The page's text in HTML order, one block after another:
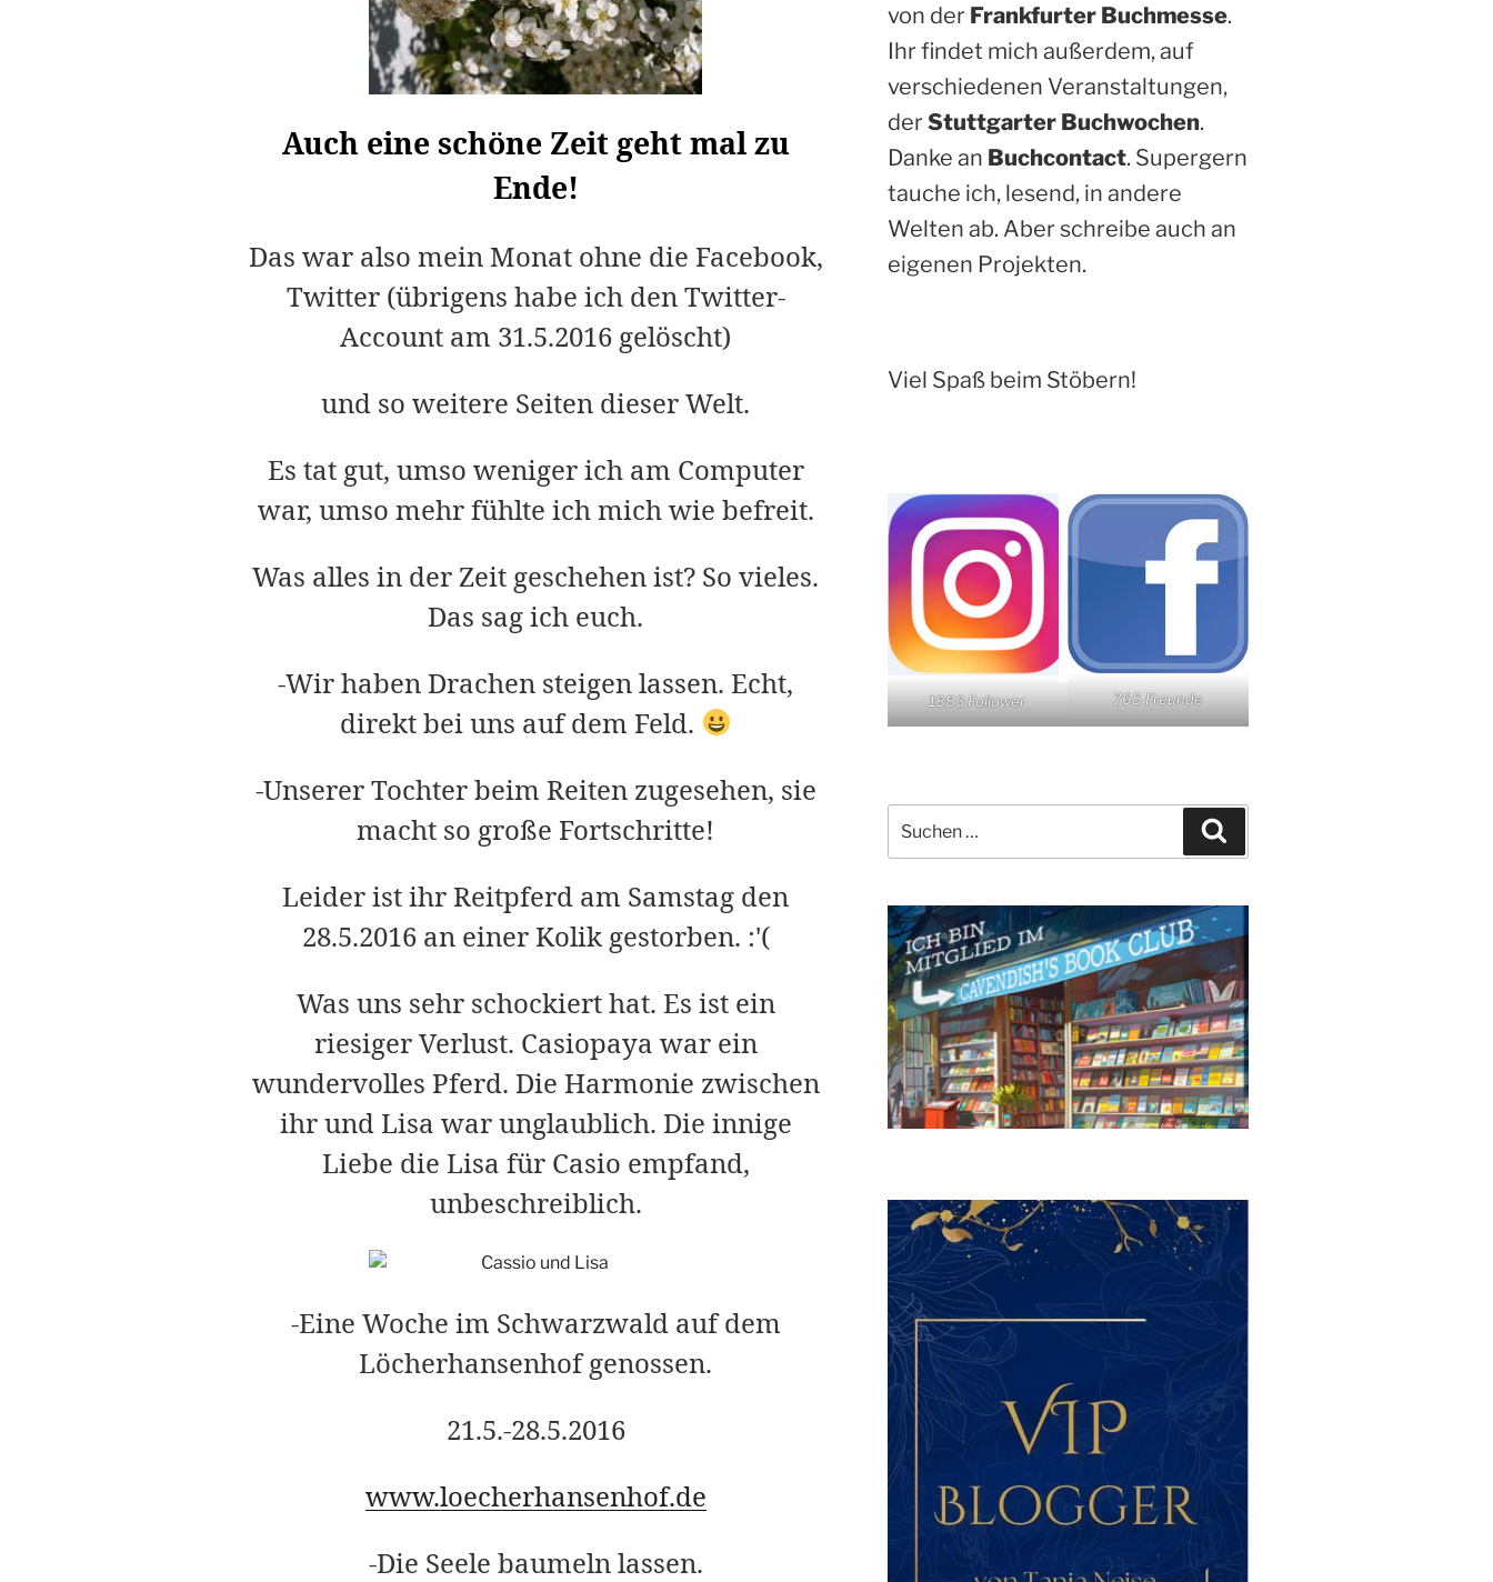
Auch eine schöne Zeit geht mal zu
Ende!
Das war also mein Monat ohne die Facebook,
Twitter (übrigens habe ich den Twitter-
Account am 31.5.2016 gelöscht)
und so weitere Seiten dieser Welt.
Es tat gut, umso weniger ich am Computer
war, umso mehr fühlte ich mich wie befreit.
Was alles in der Zeit geschehen ist? So vieles.
Das sag ich euch.
-Wir haben Drachen steigen lassen. Echt,
direkt bei uns auf dem Feld.
-Unserer Tochter beim Reiten zugesehen, sie
macht so große Fortschritte!
Leider ist ihr Reitpferd am Samstag den
28.5.2016 an einer Kolik gestorben. :'(
Was uns sehr schockiert hat. Es ist ein
riesiger Verlust. Casiopaya war ein
wundervolles Pferd. Die Harmonie zwischen
ihr und Lisa war unglaublich. Die innige
Liebe die Lisa für Casio empfand,
unbeschreiblich.
-Eine Woche im Schwarzwald auf dem
Löcherhansenhof genossen.
21.5.-28.5.2016
www.loecherhansenhof.de
-Die Seele baumeln lassen.
von der Frankfurter Buchmesse.
Ihr findet mich außerdem, auf
verschiedenen Veranstaltungen,
derStuttgarter Buchwochen.
Danke an Buchcontact. Supergern
tauche ich, lesend, in andere
Welten ab. Aber schreibe auch an
eigenen Projekten.
Viel Spaß beim Stöbern!
1883 Follower 765 Freunde
nach: